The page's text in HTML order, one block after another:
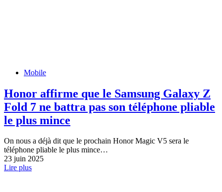
Mobile
Honor affirme que le Samsung Galaxy Z
Fold 7 ne battra pas son téléphone pliable
le plus mince
On nous a déjà dit que le prochain Honor Magic V5 sera le
téléphone pliable le plus mince…
23 juin 2025
Lire plus